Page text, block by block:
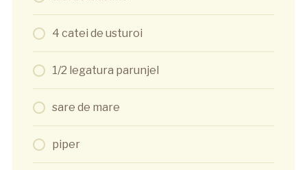
4 catei de usturoi
1/2 legatura parunjel
sare de mare
piper